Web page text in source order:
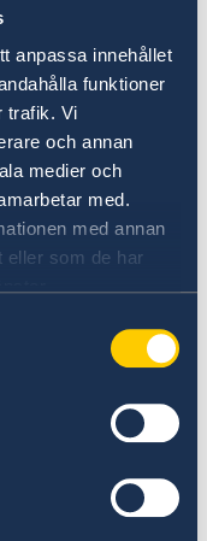
anpassa innehållet
funktioner
trafik. Vi
och annan
medier och
med.
med annan
eller som de har
uppvisasa
om det inte
engelsk
av
vara
uppgifter om